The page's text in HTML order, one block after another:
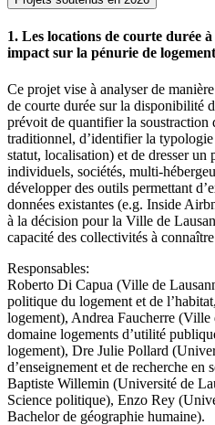
1. Les locations de courte durée
impact sur la pénurie de
Ce projet vise à analyser de
de courte durée sur la disponibilité
prévoit de quantifier la soustraction
traditionnel, d’identifier la
statut, localisation) et de dresser
individuels, sociétés, multi-
développer des outils permettant
données existantes (e.g. Inside
à la décision pour la Ville de
capacité des collectivités à
Responsables:
Roberto Di Capua (Ville de
politique du logement et de
logement), Andrea Faucherre (Ville
domaine logements d’utilité
logement), Dre Julie Pollard
d’enseignement et de recherche en
Baptiste Willemin (Université de
Science politique), Enzo Rey
Bachelor de géographie humaine).